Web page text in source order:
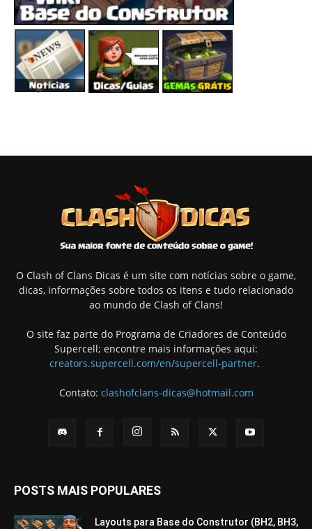
O Clash of Clans Dicas é um site com notícias sobre o game,
dicas, informações sobre todos os itens e tudo relacionado
ao mundo de Clash of Clans!
O site faz parte do Programa de Criadores de Conteúdo
Supercell; encontre mais informações aqui:
creators.supercell.com/en/supercell-partner.
Contato: clashofclans-dicas@hotmail.com
POSTS MAIS POPULARES
Layouts para Base do Construtor (BH2, BH3,